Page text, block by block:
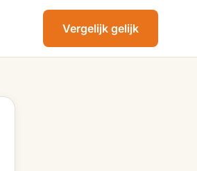
Vergelijk gelijk